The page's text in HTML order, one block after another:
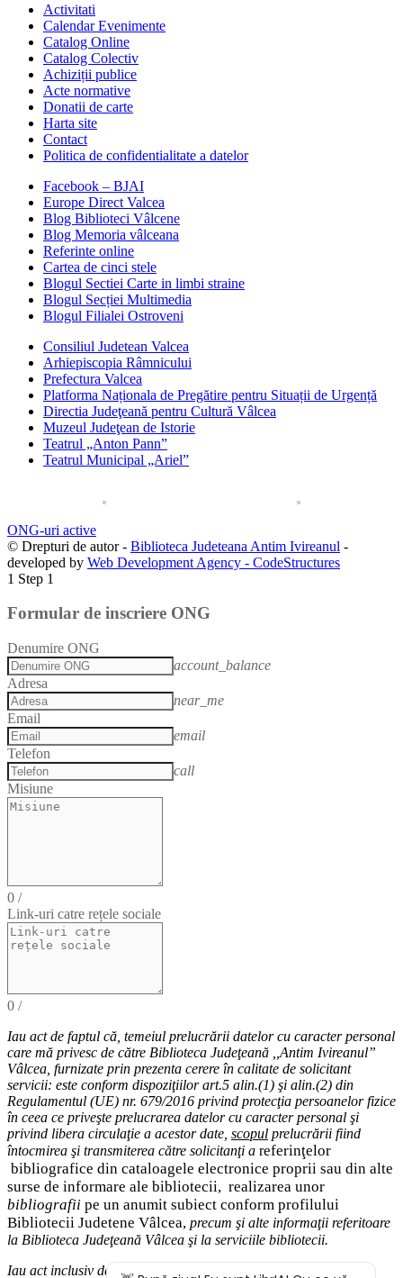
Activitati
Calendar Evenimente
Catalog Online
Catalog Colectiv
Achiziții publice
Acte normative
Donatii de carte
Harta site
Contact
Politica de confidentialitate a datelor
Facebook – BJAI
Europe Direct Valcea
Blog Biblioteci Vâlcene
Blog Memoria vâlceana
Referinte online
Cartea de cinci stele
Blogul Sectiei Carte in limbi straine
Blogul Secției Multimedia
Blogul Filialei Ostroveni
Consiliul Judetean Valcea
Arhiepiscopia Râmnicului
Prefectura Valcea
Platforma Naționala de Pregătire pentru Situații de Urgență
Directia Judeţeană pentru Cultură Vâlcea
Muzeul Judeţean de Istorie
Teatrul „Anton Pann”
Teatrul Municipal „Ariel”
ONG-uri active
© Drepturi de autor - Biblioteca Judeteana Antim Ivireanul -
developed by Web Development Agency - CodeStructures
1 Step 1
Formular de inscriere ONG
Denumire ONG
account_balance
Adresa
near_me
Email
email
Telefon
call
Misiune
0 /
Link-uri catre rețele sociale
0 /
Iau act de faptul că, temeiul prelucrării datelor cu caracter personal
care mă privesc de către Biblioteca Judeţeană ,,Antim Ivireanul”
Vâlcea, furnizate prin prezenta cerere în calitate de solicitant
servicii: este conform dispoziţiilor art.5 alin.(1) şi alin.(2) din
Regulamentul (UE) nr. 679/2016 privind protecţia persoanelor fizice
în ceea ce priveşte prelucrarea datelor cu caracter personal şi
privind libera circulaţie a acestor date scopul prelucrării fiind
întocmirea şi transmiterea către solicitanţi a referinţelor
bibliografice din cataloagele electronice proprii sau din alte
surse de informare ale bibliotecii, realizarea unor
bibliografii pe un anumit subiect conform profilului
Bibliotecii Judetene Vâlcea, precum şi alte informaţii referitoare
la Biblioteca Judeţeană Vâlcea şi la serviciile bibliotecii.
Iau act inclusiv de drepturile pe care le am (